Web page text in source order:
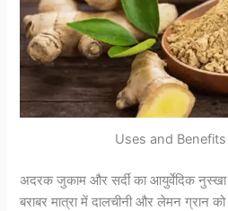
Uses and
अदरक जुकाम और सर्दी का आयुर्वेदिक
बराबर मात्रा में दालचीनी और लेमन ग्रान